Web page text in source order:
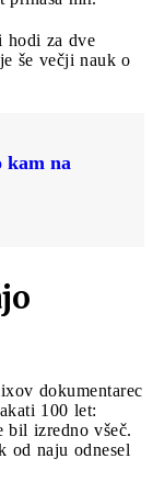
hodi za dve
še večji nauk o
kam na
dokumentarec
100 let:
bil izredno všeč.
od naju odnesel